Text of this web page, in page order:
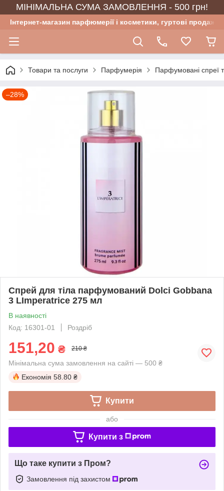
МІНІМАЛЬНА СУМА ЗАМОВЛЕННЯ - 500 грн!
Інтернет-магазин парфюмерії і косметики, гуртові продажі
Товари та послуги Парфумерія Парфумовані спреї
–28%
Спрей для тіла парфумований Dolci Gobbana
3 LImperatrice 275 мл
В наявності
Код: 16301-01
Роздріб
151,20 ₴ 210 ₴
Мінімальна сума замовлення на сайті — 500 ₴
Економія 58.80 ₴
Купити
або
Купити з
Що таке купити з Пром?
Замовлення під захистом